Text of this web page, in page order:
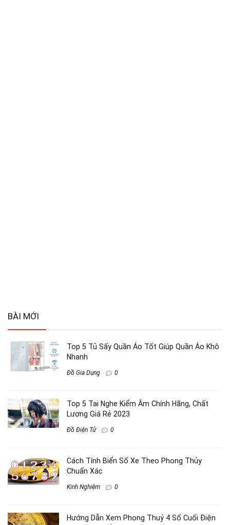
BÀI MỚI
Top 5 Tủ Sấy Quần Áo Tốt Giúp Quần Áo Khô
Nhanh
Đồ Gia Dụng 0
Top 5 Tai Nghe Kiểm Âm Chính Hãng, Chất
Lượng Giá Rẻ 2023
Đồ Điện Tử 0
Cách Tính Biển Số Xe Theo Phong Thủy
Chuẩn Xác
Kinh Nghiệm 0
Hướng Dẫn Xem Phong Thuỷ 4 Số Cuối Điện